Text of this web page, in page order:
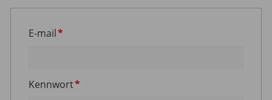
E-mail
Kennwort